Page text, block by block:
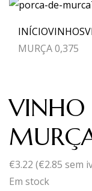
INÍCIOVINHOS
MURÇA 0,375
VINHO
€3.22 (€2.85 sem
Em stock